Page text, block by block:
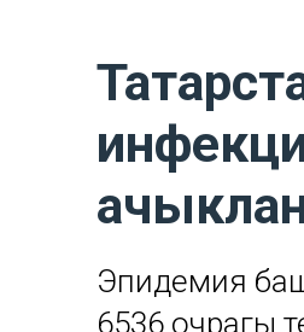
Эпидемия
6536 очрагы